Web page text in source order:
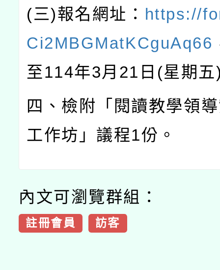
(三)報名網址： https://
Ci2MBGMatKCguAq66
至114年3月 21 日 (星期五
四、檢附「閱讀教學領
工作坊」議程1份。
內文可瀏覽群組：
註冊會員 訪客